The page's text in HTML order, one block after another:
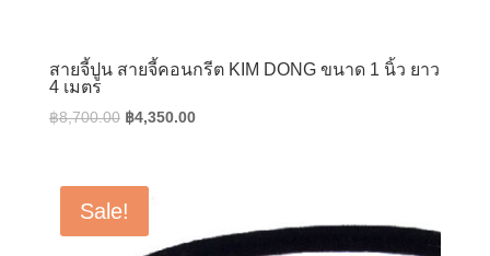
สายจี้ปูน สายจี้คอนกรีต KIM DONG ขนาด 1 นิ้ว ยาว
4 เมตร
฿8,700.00 Original
฿8,700.00.
฿4,350.00Current
Sale!